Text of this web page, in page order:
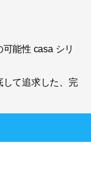
能性 casa シリ
して追求した、完